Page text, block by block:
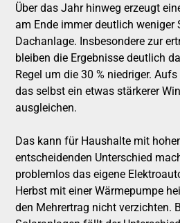
Über das Jahr hinweg erzeugt
am Ende immer deutlich weniger
Dachanlage. Insbesondere zur
bleiben die Ergebnisse deutlich
Regel um die 30 % niedriger.
das selbst ein etwas stärkerer
ausgleichen.
Das kann für Haushalte mit
entscheidenden Unterschied
problemlos das eigene
Herbst mit einer Wärmepumpe
den Mehrertrag nicht verzichten.